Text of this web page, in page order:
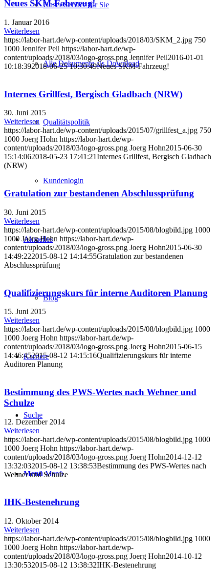
Unser Service für Sie
Alle Dokumente als Download
Qualitätspolitik
Kundenlogin
Aktuelles
Blog
Karriere
Suche
Menü Menü
Neues SKM-Fahrzeug!
1. Januar 2016
Weiterlesen
https://labor-hart.de/wp-content/uploads/2018/03/SKM_2.jpg 750
1000 Jennifer Peil https://labor-hart.de/wp-
content/uploads/2018/03/logo-gross.png Jennifer Peil2016-01-01
10:18:392018-06-25 10:30:49Neues SKM-Fahrzeug!
Internes Grillfest, Bergisch Gladbach (NRW)
30. Juni 2015
Weiterlesen
https://labor-hart.de/wp-content/uploads/2015/07/grillfest_a.jpg 750
1000 Joerg Hohn https://labor-hart.de/wp-
content/uploads/2018/03/logo-gross.png Joerg Hohn2015-06-30
15:14:062018-05-23 17:41:21Internes Grillfest, Bergisch Gladbach
(NRW)
Gratulation zur bestandenen Abschlussprüfung
30. Juni 2015
Weiterlesen
https://labor-hart.de/wp-content/uploads/2015/08/blogbild.jpg 1000
1000 Joerg Hohn https://labor-hart.de/wp-
content/uploads/2018/03/logo-gross.png Joerg Hohn2015-06-30
14:49:222015-08-12 14:14:55Gratulation zur bestandenen
Abschlussprüfung
Qualifizierungskurs für interne Auditoren Planung
15. Juni 2015
Weiterlesen
https://labor-hart.de/wp-content/uploads/2015/08/blogbild.jpg 1000
1000 Joerg Hohn https://labor-hart.de/wp-
content/uploads/2018/03/logo-gross.png Joerg Hohn2015-06-15
14:46:452015-08-12 14:15:16Qualifizierungskurs für interne
Auditoren Planung
Bestimmung des PWS-Wertes nach Wehner und
Schulze
12. Dezember 2014
Weiterlesen
https://labor-hart.de/wp-content/uploads/2015/08/blogbild.jpg 1000
1000 Joerg Hohn https://labor-hart.de/wp-
content/uploads/2018/03/logo-gross.png Joerg Hohn2014-12-12
13:32:032015-08-12 13:38:53Bestimmung des PWS-Wertes nach
Wehner und Schulze
IHK-Bestenehrung
12. Oktober 2014
Weiterlesen
https://labor-hart.de/wp-content/uploads/2015/08/blogbild.jpg 1000
1000 Joerg Hohn https://labor-hart.de/wp-
content/uploads/2018/03/logo-gross.png Joerg Hohn2014-10-12
13:30:532015-08-12 13:38:32IHK-Bestenehrung